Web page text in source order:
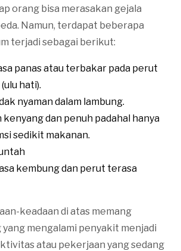
orang bisa merasakan gejala
Namun, terdapat beberapa
terjadi sebagai berikut:
panas atau terbakar pada perut
hati).
nyaman dalam lambung.
kenyang dan penuh padahal hanya
sedikit makanan.
kembung dan perut terasa
keadaan di atas memang
mengalami penyakit menjadi
atau pekerjaan yang sedang